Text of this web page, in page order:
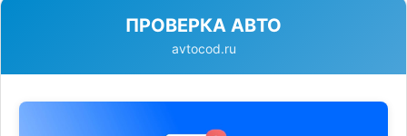
ПРОВЕРКА АВТО
avtocod.ru